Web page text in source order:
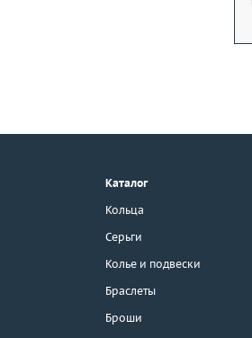
г. Москва, Тихвинский пер., д. 7,
3D-тур по шоуруму
Каталог
Кольца
Серьги
Колье и подвески
Браслеты
Броши